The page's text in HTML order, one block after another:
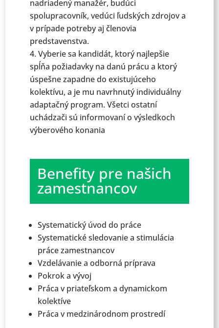
nadriadený manažér, budúci
spolupracovník, vedúci ľudských zdrojov a
v prípade potreby aj členovia
predstavenstva.
Vyberie sa kandidát, ktorý najlepšie
spĺňa požiadavky na danú prácu a ktorý
úspešne zapadne do existujúceho
kolektívu, a je mu navrhnutý individuálny
adaptačný program. Všetci ostatní
uchádzači sú informovaní o výsledkoch
výberového konania
Benefity pre našich
zamestnancov
Systematický úvod do práce
Systematické sledovanie a stimulácia
práce zamestnancov
Vzdelávanie a odborná príprava
Pokrok a vývoj
Práca v priateľskom a dynamickom
kolektíve
Práca v medzinárodnom prostredí